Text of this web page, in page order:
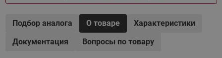
Подбор аналога О товаре
Характеристики
Документация
Вопросы по товару